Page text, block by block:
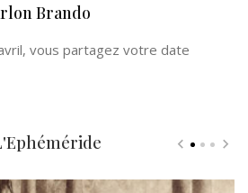
Brando
vous partagez votre date